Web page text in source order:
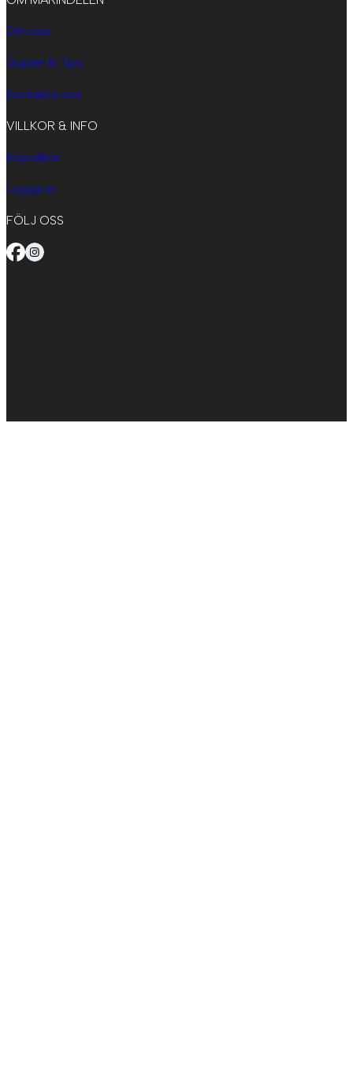
Om oss
Guider & Tips
Kontakta oss
VILLKOR & INFO
Köpvillkor
Logga in
FÖLJ OSS